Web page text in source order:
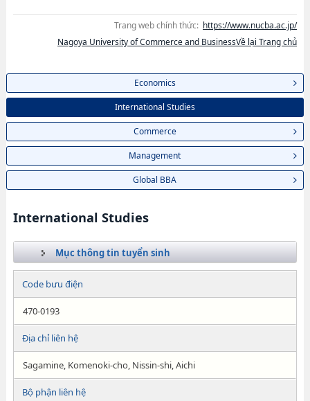
Trang web chính thức: https://www.nucba.ac.jp/
Nagoya University of Commerce and BusinessVề lại Trang chủ
Economics
International Studies
Commerce
Management
Global BBA
International Studies
Mục thông tin tuyển sinh
Code bưu điện
470-0193
Địa chỉ liên hệ
Sagamine, Komenoki-cho, Nissin-shi, Aichi
Bộ phận liên hệ